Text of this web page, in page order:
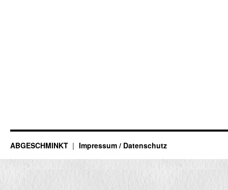
ABGESCHMINKT Impressum / Datenschutz